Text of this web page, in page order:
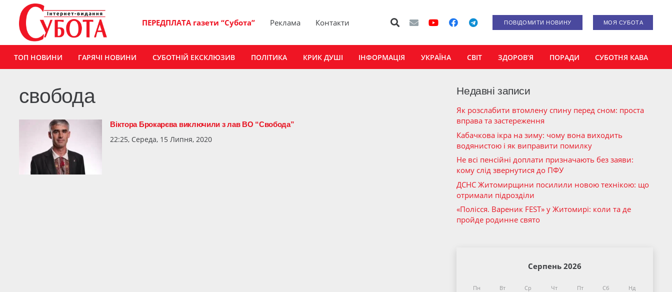
ПЕРЕДПЛАТА газети “Субота” Реклама Контакти ПОВІДОМИТИ НОВИНУ МОЯ СУБОТА
ТОП НОВИНИ ГАРЯЧІ НОВИНИ СУБОТНІЙ ЕКСКЛЮЗИВ ПОЛІТИКА КРИК ДУШІ ІНФОРМАЦІЯ УКРАЇНА СВІТ ЗДОРОВ’Я ПОРАДИ СУБОТНЯ КАВА
свобода
Віктора Брокарєва виключили з лав ВО “Свобода”
22:25, Середа, 15 Липня, 2020
Недавні записи
Як розслабити втомлену спину перед сном: проста
вправа та застереження
Кабачкова ікра на зиму: чому вона виходить
водянистою і як виправити помилку
Не всі пенсійні доплати призначають без заяви:
кому слід звернутися до ПФУ
ДСНС Житомирщини посилили новою технікою: що
отримали підрозділи
«Полісся. Вареник FEST» у Житомирі: коли та де
пройде родинне свято
Серпень 2026
Пн Вт Ср Чт Пт Сб Нд